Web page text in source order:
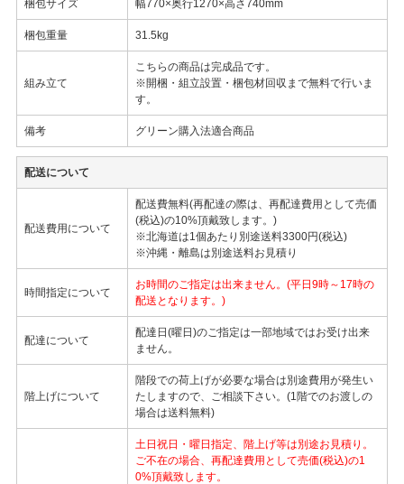
梱包サイズ 幅770×奥行1270×高さ740mm
梱包重量 31.5kg
組み立て
こちらの商品は完成品です。
※開梱・組立設置・梱包材回収まで無料で行いま
す。
備考 グリーン購入法適合商品
配送について
配送費用について
配送費無料(再配達の際は、再配達費用として売価
(税込)の10%頂戴致します。)
※北海道は1個あたり別途送料3300円(税込)
※沖縄・離島は別途送料お見積り
時間指定について
お時間のご指定は出来ません。(平日9時～17時の
配送となります。)
配達について
配達日(曜日)のご指定は一部地域ではお受け出来
ません。
階上げについて
階段での荷上げが必要な場合は別途費用が発生い
たしますので、ご相談下さい。(1階でのお渡しの
場合は送料無料)
土日祝日・曜日指定、階上げ等は別途お見積り。
ご不在の場合、再配達費用として売価(税込)の1
0%頂戴致します。